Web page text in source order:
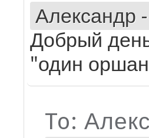
Александр -
Добрый
"один
To: